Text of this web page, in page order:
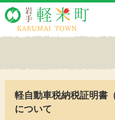
軽自動車税納税証明書
について